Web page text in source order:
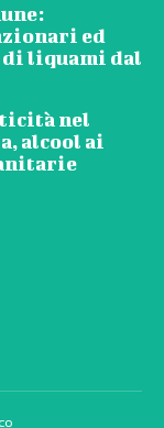
ed
liquami dal
nel
alcool ai